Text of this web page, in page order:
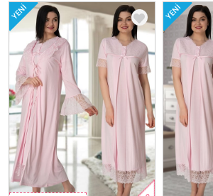
YENI YENI